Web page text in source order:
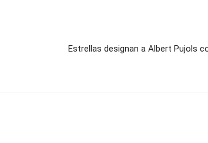
Estrellas designan a Albert Pujols